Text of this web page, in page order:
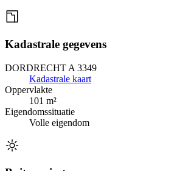
Kadastrale gegevens
DORDRECHT A 3349
Kadastrale kaart
Oppervlakte
101 m²
Eigendomssituatie
Volle eigendom